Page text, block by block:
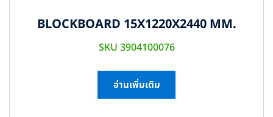
BLOCKBOARD 15X1220X2440 MM.
SKU 3904100076
อ่านเพิ่มเติม